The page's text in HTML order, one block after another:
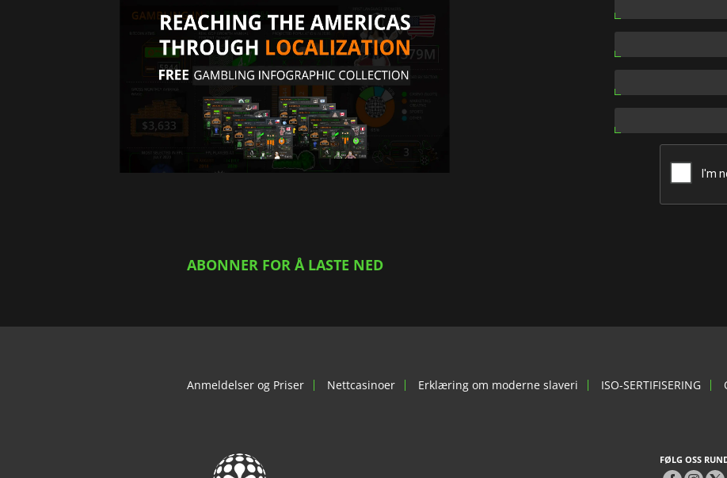
ABONNER FOR Å LASTE NED
Anmeldelser og Priser Nettcasinoer Erklæring om moderne slaveri ISO-SERTIFISERING
FØLG OSS